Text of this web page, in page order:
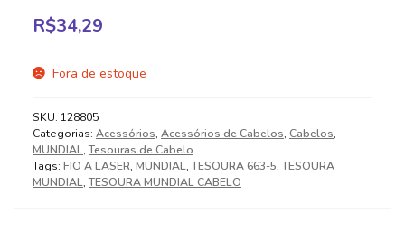
R$34,29
Fora de estoque
SKU: 128805
Categorias: Acessórios, Acessórios de Cabelos, Cabelos,
MUNDIAL,Tesouras de Cabelo
Tags: FIO A LASER, MUNDIAL,TESOURA 663-5,TESOURA
MUNDIAL,TESOURA MUNDIAL CABELO